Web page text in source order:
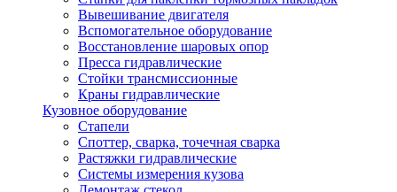
Вывешивание двигателя
Вспомогательное оборудование
Восстановление шаровых опор
Пресса гидравлические
Стойки трансмиссионные
Краны гидравлические
Кузовное оборудование
Стапели
Споттер, сварка, точечная сварка
Растяжки гидравлические
Системы измерения кузова